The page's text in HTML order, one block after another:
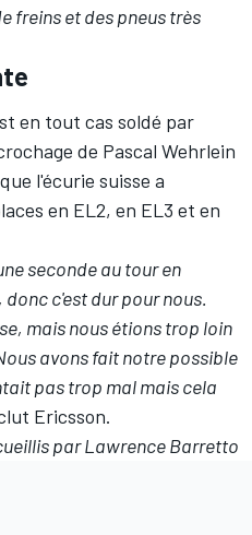
freins et des pneus très
en tout cas soldé par
de Pascal Wehrlein
l'écurie suisse a
en EL2, en EL3 et en
seconde au tour en
c'est dur pour nous.
mais nous étions trop loin
avons fait notre possible
pas trop mal mais cela
Ericsson.
par Lawrence Barretto